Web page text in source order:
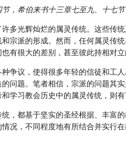
，希伯来书十三章七至九、十七节
多光辉灿烂的属灵传统。这些传
宗派的形成。然而，任何属灵传
有很大的差别，甚至彼此持相对立
争议，使得很多年轻的信徒和工
问题。笔者相信，宗派的问题其
学习教会历史中的属灵传统，则
，都基于坚实的圣经根据、丰富
况，不同程度地有所结合并实行在